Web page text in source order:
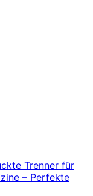
Trenner für
– Perfekte